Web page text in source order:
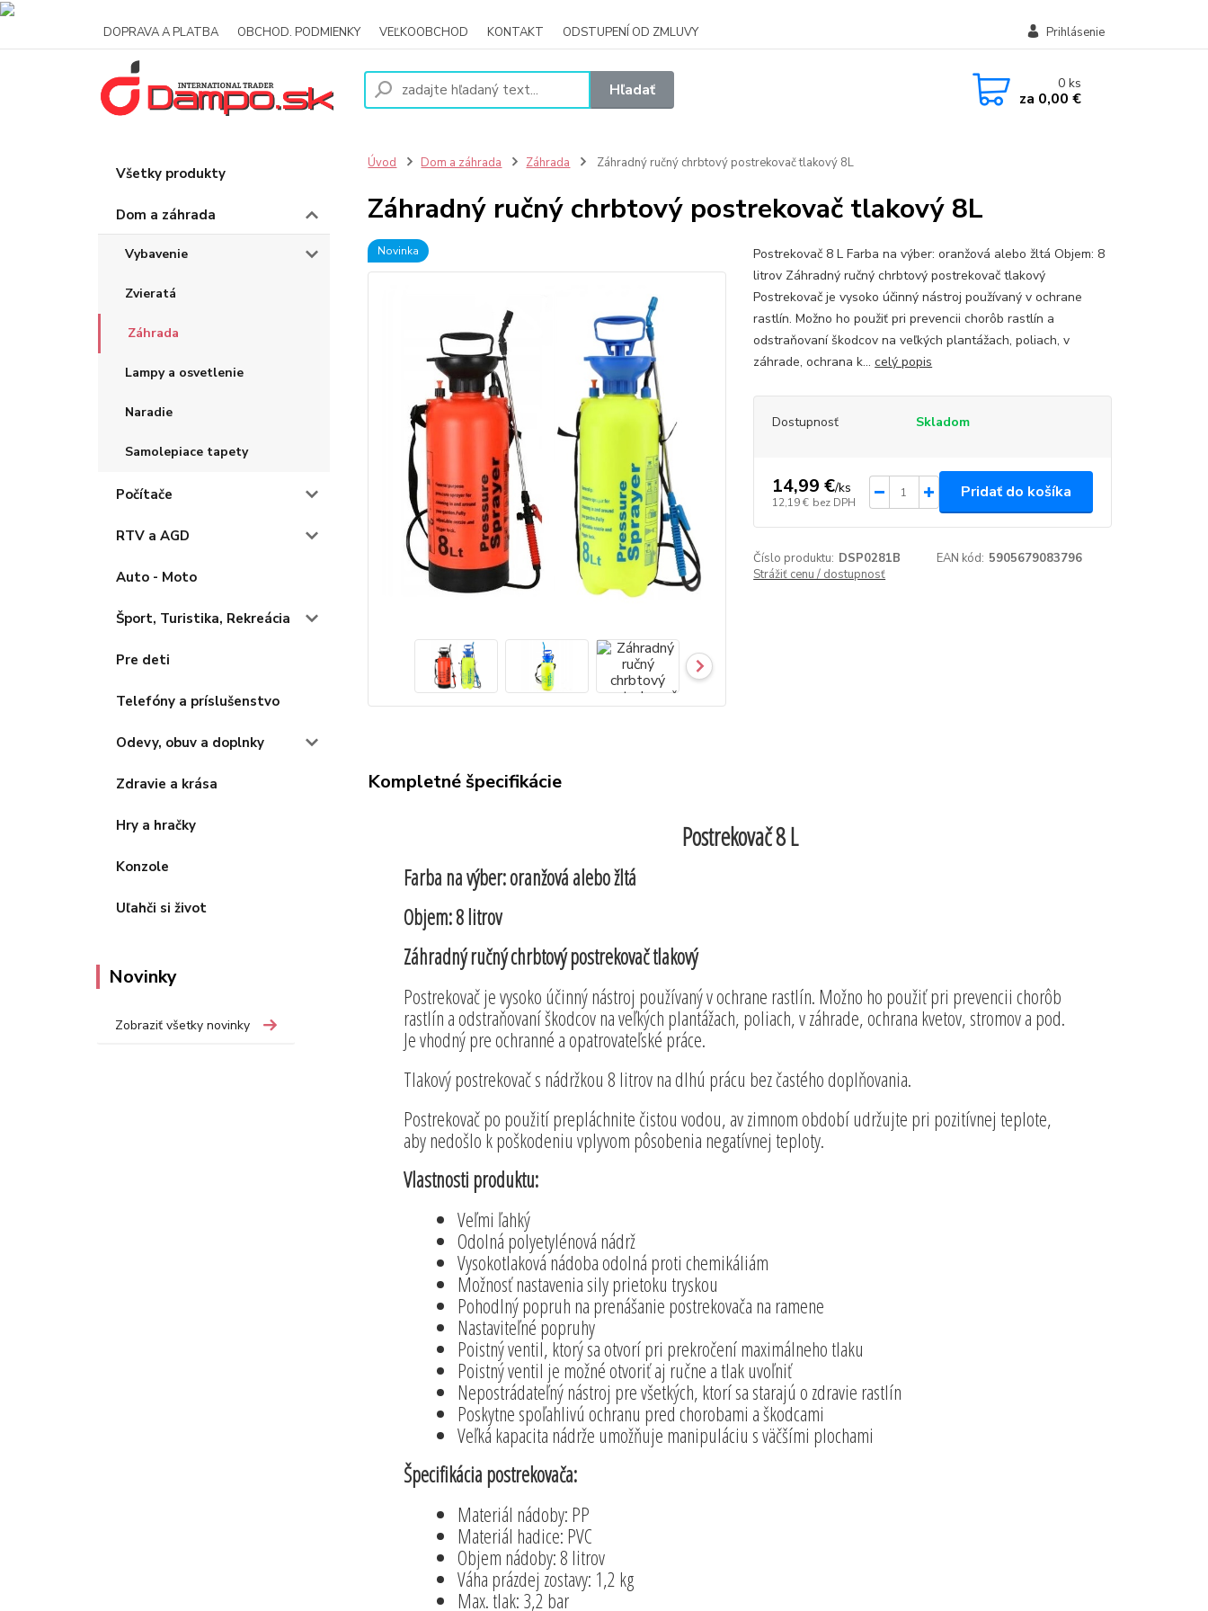
DOPRAVA A PLATBA OBCHOD. PODMIENKY VEĽKOOBCHOD KONTAKT ODSTUPENÍ OD ZMLUVY Prihlásenie
Hľadať 0ks
za 0,00 €
Všetky produkty
Dom a záhrada
Vybavenie
Zvieratá
Záhrada
Lampy a osvetlenie
Naradie
Samolepiace tapety
Počítače
RTV a AGD
Auto - Moto
Šport, Turistika, Rekreácia
Pre deti
Telefóny a príslušenstvo
Odevy, obuv a doplnky
Zdravie a krása
Hry a hračky
Konzole
Uľahči si život
Novinky
Zobraziť všetky novinky
Úvod Dom a záhrada Záhrada Záhradný ručný chrbtový postrekovač tlakový 8L
Záhradný ručný chrbtový postrekovač tlakový 8L
Novinka
Postrekovač 8 L Farba na výber: oranžová alebo žltá Objem: 8
litrov Záhradný ručný chrbtový postrekovač tlakový
Postrekovač je vysoko účinný nástroj používaný v ochrane
rastlín. Možno ho použiť pri prevencii chorôb rastlín a
odstraňovaní škodcov na veľkých plantážach, poliach, v
záhrade, ochrana k...celý popis
Dostupnosť Skladom
14,99 €/ks
12,19 € bez DPH
Pridať do košíka
Číslo produktu: DSP0281B EAN kód: 5905679083796
Strážiť cenu / dostupnosť
Kompletné špecifikácie
Postrekovač 8 L
Farba na výber: oranžová alebo žltá
Objem: 8 litrov
Záhradný ručný chrbtový postrekovač tlakový
Postrekovač je vysoko účinný nástroj používaný v ochrane rastlín. Možno ho použiť pri prevencii chorôb
rastlín a odstraňovaní škodcov na veľkých plantážach, poliach, v záhrade, ochrana kvetov, stromov a pod.
Je vhodný pre ochranné a opatrovateľské práce.
Tlakový postrekovač s nádržkou 8 litrov na dlhú prácu bez častého doplňovania.
Postrekovač po použití prepláchnite čistou vodou, av zimnom období udržujte pri pozitívnej teplote,
aby nedošlo k poškodeniu vplyvom pôsobenia negatívnej teploty.
Vlastnosti produktu:
Veľmi ľahký
Odolná polyetylénová nádrž
Vysokotlaková nádoba odolná proti chemikáliám
Možnosť nastavenia sily prietoku tryskou
Pohodlný popruh na prenášanie postrekovača na ramene
Nastaviteľné popruhy
Poistný ventil, ktorý sa otvorí pri prekročení maximálneho tlaku
Poistný ventil je možné otvoriť aj ručne a tlak uvoľniť
Nepostrádateľný nástroj pre všetkých, ktorí sa starajú o zdravie rastlín
Poskytne spoľahlivú ochranu pred chorobami a škodcami
Veľká kapacita nádrže umožňuje manipuláciu s väčšími plochami
Špecifikácia postrekovača:
Materiál nádoby: PP
Materiál hadice: PVC
Objem nádoby: 8 litrov
Váha prázdej zostavy: 1,2 kg
Max. tlak: 3,2 bar